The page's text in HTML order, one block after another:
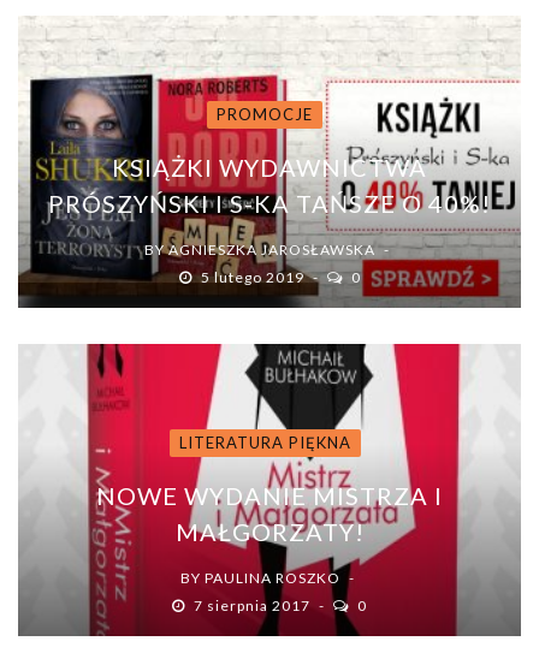
PROMOCJE
KSIĄŻKI WYDAWNICTWA
PRÓSZYŃSKI I S-KA TAŃSZE O 40%!
BYAGNIESZKA JAROSŁAWSKA
5 lutego 2019
0
LITERATURA PIĘKNA
NOWE WYDANIE MISTRZA I
MAŁGORZATY!
BY PAULINA ROSZKO
7 sierpnia 2017
0